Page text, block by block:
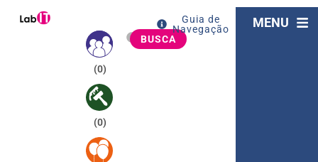
(0)
(0)
BUSCA
Guia de
Navegação
MENU